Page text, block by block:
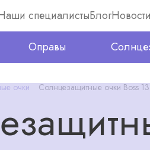
специалистыБлогНовости
Оправы
очки Солнцезащитные очки Boss